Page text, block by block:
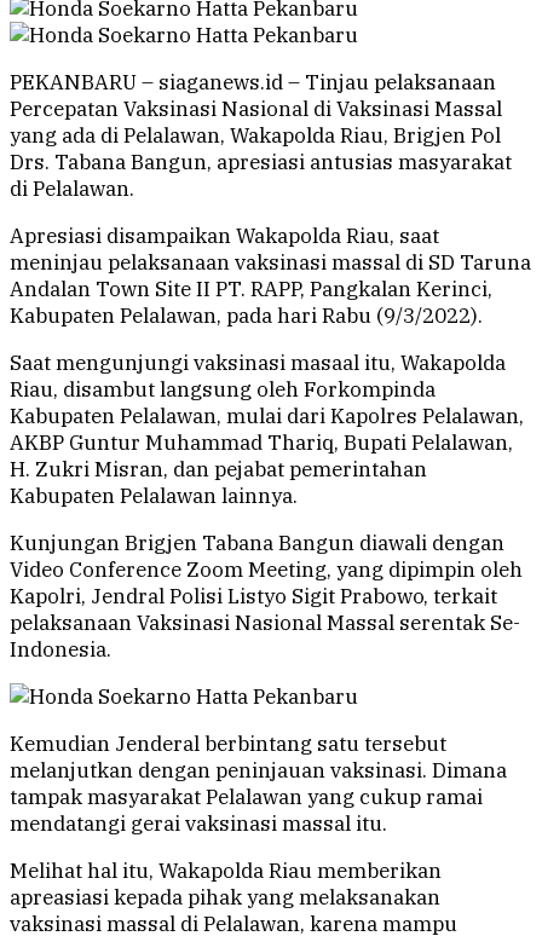
PEKANBARU – siaganews.id – Tinjau pelaksanaan
Percepatan Vaksinasi Nasional di Vaksinasi Massal
yang ada di Pelalawan, Wakapolda Riau, Brigjen Pol
Drs. Tabana Bangun, apresiasi antusias masyarakat
di Pelalawan.
Apresiasi disampaikan Wakapolda Riau, saat
meninjau pelaksanaan vaksinasi massal di SD Taruna
Andalan Town Site II PT. RAPP, Pangkalan Kerinci,
Kabupaten Pelalawan, pada hari Rabu (9/3/2022).
Saat mengunjungi vaksinasi masaal itu, Wakapolda
Riau, disambut langsung oleh Forkompinda
Kabupaten Pelalawan, mulai dari Kapolres Pelalawan,
AKBP Guntur Muhammad Thariq, Bupati Pelalawan,
H. Zukri Misran, dan pejabat pemerintahan
Kabupaten Pelalawan lainnya.
Kunjungan Brigjen Tabana Bangun diawali dengan
Video Conference Zoom Meeting, yang dipimpin oleh
Kapolri, Jendral Polisi Listyo Sigit Prabowo, terkait
pelaksanaan Vaksinasi Nasional Massal serentak Se-
Indonesia.
Kemudian Jenderal berbintang satu tersebut
melanjutkan dengan peninjauan vaksinasi. Dimana
tampak masyarakat Pelalawan yang cukup ramai
mendatangi gerai vaksinasi massal itu.
Melihat hal itu, Wakapolda Riau memberikan
apreasiasi kepada pihak yang melaksanakan
vaksinasi massal di Pelalawan, karena mampu